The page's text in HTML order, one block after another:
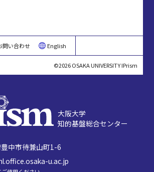
問い合わせ English
©2026 OSAKA UNIVERSITY IPrism
大阪大学
知的基盤総合センター
中市待兼山町1-6
u.ac.jp